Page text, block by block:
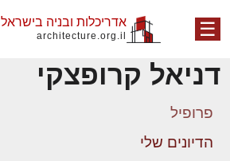
☰ אדריכלות ובניה בישראל
architecture.org.il
דניאל קרופצקי
פרופיל
הדיונים שלי